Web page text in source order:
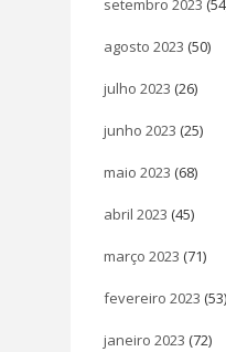
setembro 2023
agosto 2023 (50)
julho 2023 (26)
junho 2023 (25)
maio 2023 (68)
abril 2023 (45)
março 2023 (71)
fevereiro 2023 (53)
janeiro 2023 (72)